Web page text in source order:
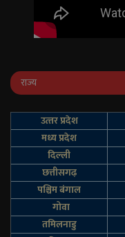
राज्य
उत्‍तर प्रदेश
मध्य प्रदेश
दिल्‍ली
छत्तीसगढ़
पश्चिम बंगाल
गोवा
तमिलनाडु